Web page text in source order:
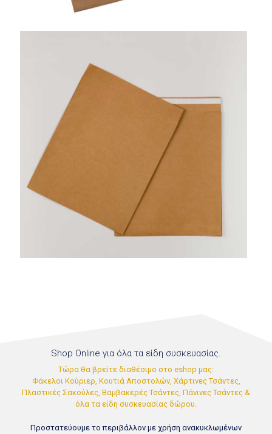
Shop Online για όλα τα είδη συσκευασίας.
Τώρα θα βρείτε διαθέσιμο στο eshop μας:
Φάκελοι Κούριερ, Κουτιά Αποστολών, Χάρτινες Τσάντες,
Πλαστικές Σακούλες, Βαμβακερές Τσάντες, Πάνινες Τσάντες &
όλα τα είδη συσκευασίας δώρου.
Προστατεύουμε το περιβάλλον με χρήση ανακυκλωμένων